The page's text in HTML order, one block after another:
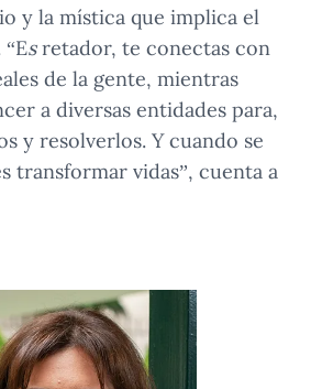
y la mística que implica el
sretador, te conectas con
de la gente, mientras
a diversas entidades para,
y resolverlos. Y cuando se
transformar vidas”, cuenta a